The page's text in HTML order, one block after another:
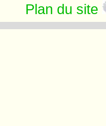
Plan du site